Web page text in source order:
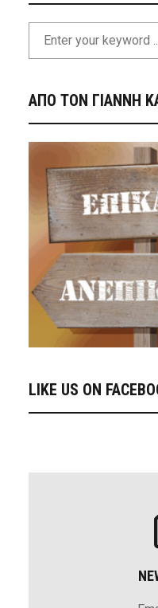
ΑΠΟ ΤΟΝ ΓΙΑΝΝΗ
LIKE US ON